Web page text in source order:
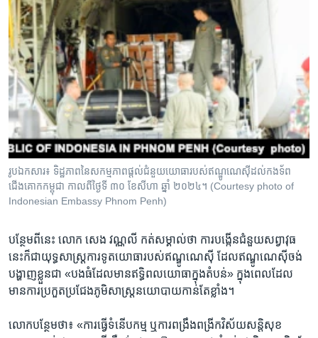
រូបឯកសារ៖ ទិដ្ឋភាពនៃ​សកម្មភាព​ផ្តល់ជំនួយយោធា​របស់​ឥណ្ឌូណេស៊ី​ដល់​កងទ័ព
ជើងគោក​កម្ពុជា កាលពីថ្ងៃទី ៣០ ខែសីហា ឆ្នាំ ២០២៤។ (Courtesy photo of
Indonesian Embassy Phnom Penh)
បន្ថែម​ពី​នេះ​ ​លោក​ សេង វណ្ណលី ​កត់​សម្គាល់​ថា ​ការ​បង្កើន​ជំនួយ​សព្វាវុធ​
នេះ​ក៏​ជា​យុទ្ធ​សាស្ត្រ​ការទូត​យោធា​របស់​ឥណ្ឌូណេស៊ី​ ដែល​ឥណ្ឌូណេស៊ី​ចង់​
បង្ហាញ​ខ្លួន​ជា​ «បង​ធំ​ដែល​មាន​ឥទ្ធិពល​យោធា​ក្នុង​តំបន់»​ ក្នុង​ពេល​ដែល​
មាន​ការ​ប្រកួត​ប្រជែង​ភូមិសាស្ត្រ​នយោបាយ​កាន់​តែ​ខ្លាំង។​
លោក​បន្ថែម​ថា៖ ​«ការ​ធ្វើ​ទំនើប​កម្ម​ ឬ​ការ​ពង្រឹង​ពង្រីក​វិស័យ​សន្តិ​សុខ​